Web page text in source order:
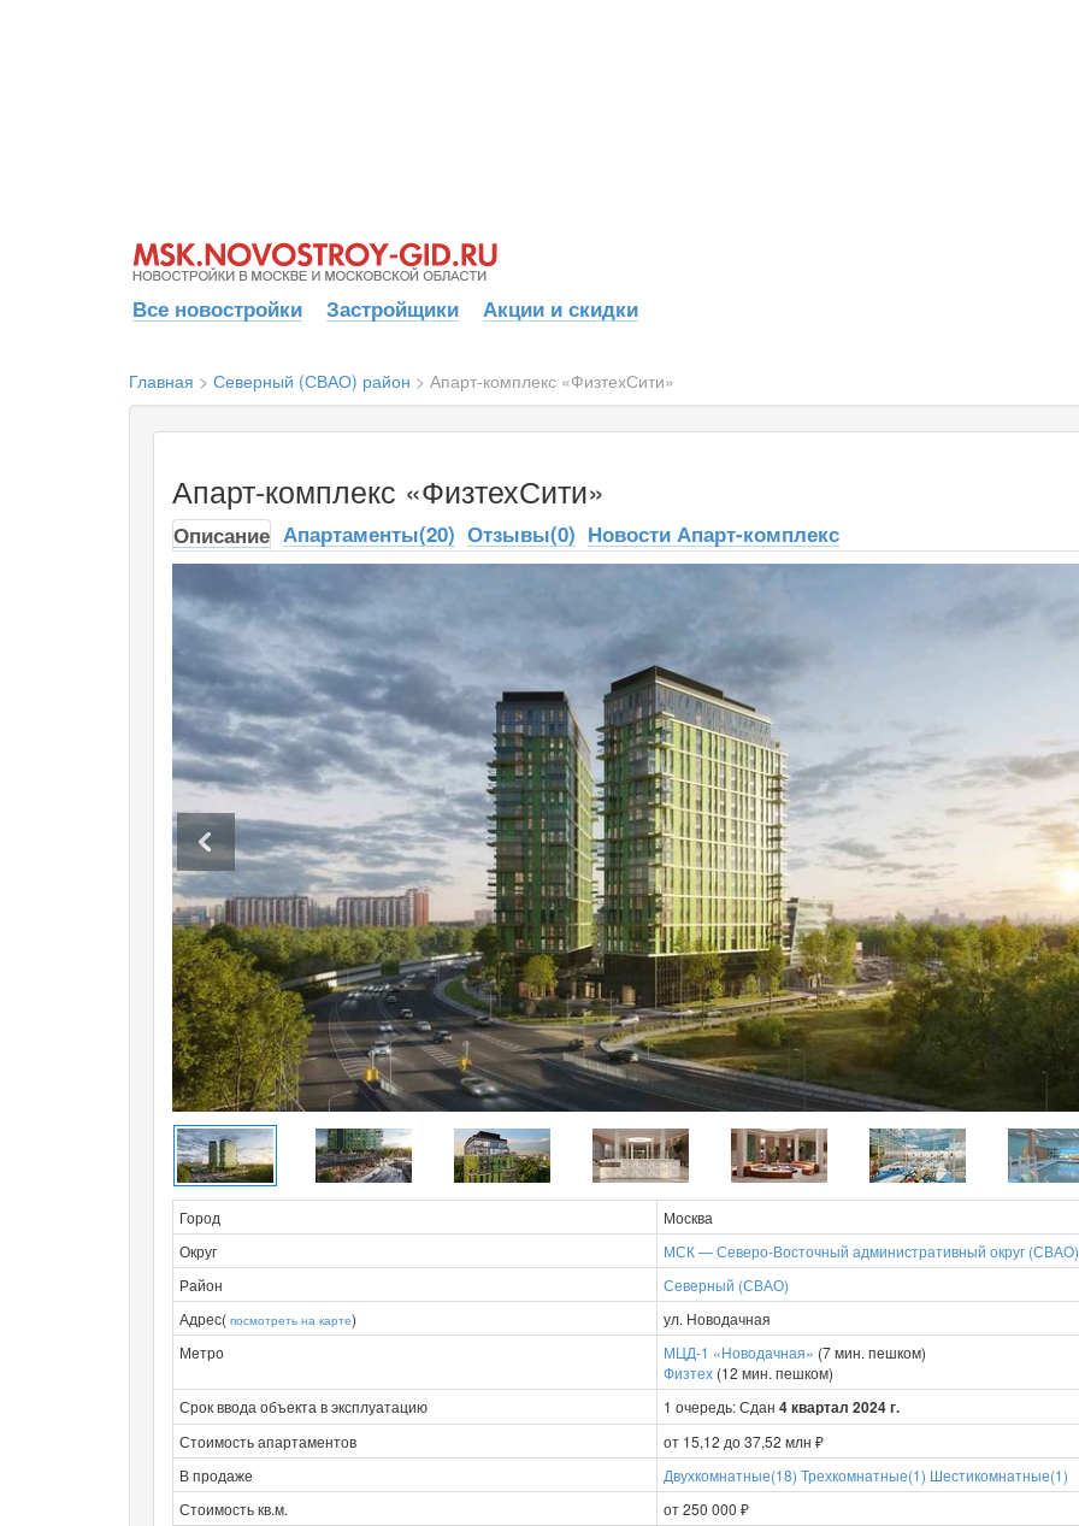
Все новостройки Застройщики Акции и скидки
Главная > Северный (СВАО) район > Апарт-комплекс «ФизтехСити»
Апарт-комплекс «ФизтехСити»
Описание Апартаменты(20) Отзывы(0) Новости Апарт-комплекс
Город
Москва
Округ
МСК — Северо-Восточный административный округ (СВАО)
Район
Северный (СВАО)
Адрес( посмотреть на карте)
ул. Новодачная
Метро
МЦД-1 «Новодачная» (7 мин. пешком)
Физтех (12 мин. пешком)
Срок ввода объекта в эксплуатацию
1 очередь: Сдан 4 квартал 2024 г.
Стоимость апартаментов
от 15,12 до 37,52 млн ₽
В продаже
Двухкомнатные(18) Трехкомнатные(1) Шестикомнатные(1)
Стоимость кв.м.
от 250 000 ₽